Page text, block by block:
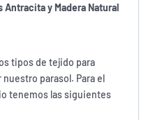
y Madera Natural
tipos de tejido para
parasol. Para el
tenemos las siguientes